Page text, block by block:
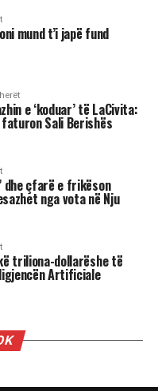
shqiptar Fatjon
vendimin e
amerikane për
dhe faktin që
Edi Rama “lider
Shqipëri, i drejtoi
të jem që dyert e
bëhem
Shtëpinë e
i George Soros
shumë
që dua t’i